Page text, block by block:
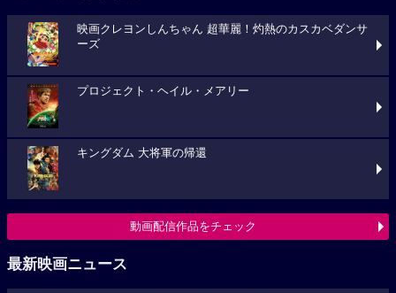
映画クレヨンしんちゃん 超華麗！灼熱のカスカベダンサ
ーズ
プロジェクト・ヘイル・メアリー
キングダム 大将軍の帰還
動画配信作品をチェック
最新映画ニュース